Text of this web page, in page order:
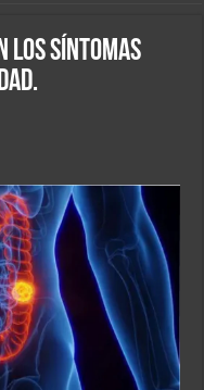
los síntomas